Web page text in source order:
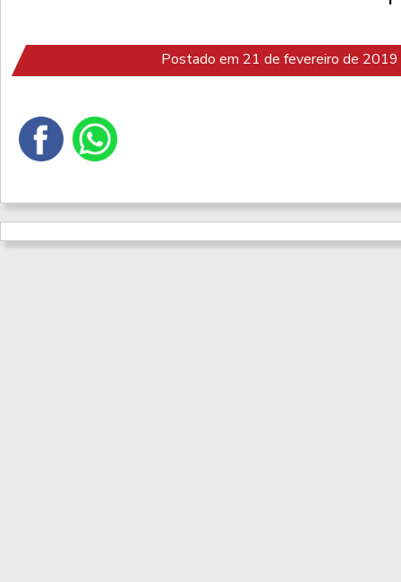
Postado em 21 de fevereiro de